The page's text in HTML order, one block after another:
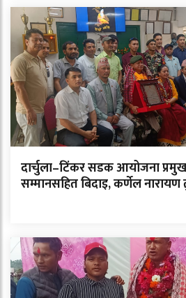
दार्चुला–टिंकर सडक आयोजना
सम्मानसहित बिदाइ, कर्णेल